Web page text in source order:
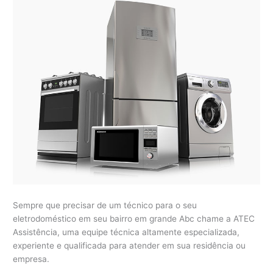
Sempre que precisar de um técnico para o seu
eletrodoméstico em seu bairro em grande Abc chame a ATEC
Assistência, uma equipe técnica altamente especializada,
experiente e qualificada para atender em sua residência ou
empresa.